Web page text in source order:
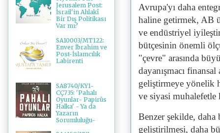
Avrupa'yı daha
haline getirmek, AB
ve endüstriyel
bütçesinin önemli
"çevre" arasında
dayanışmacı
geliştirmeye yönelik
ve siyasi muhalefetle
Benzer şekilde, daha
geliştirilmesi, daha
Jerusalem Post:
İsrail'in Ahlakî
Bir Dış Politikası
Var mı?
SA10003/MT122:
Enver İbrahim ve
Post-İslamcılık
Labirenti
SA8740/KY1-
CÇ735: 'Pahalı
Oyunlar- Papirüs
Halka' - Ya da
Yazarın
Sorumluluğu-